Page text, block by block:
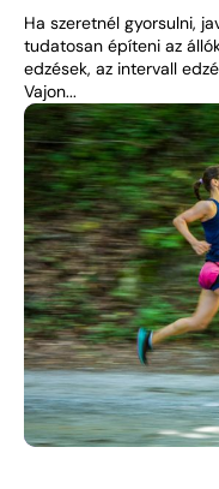
Ha szeretnél gyorsulni,
tudatosan építeni az
edzések, az intervall
Vajon...